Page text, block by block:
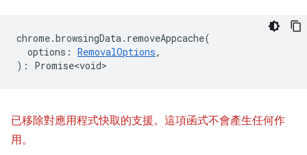
chrome.browsingData. removeAppcache(
options : RemovalOptions,
) : Promise<void>
已移除對應用程式快取的支援。這項函式不會產生任何作
用。